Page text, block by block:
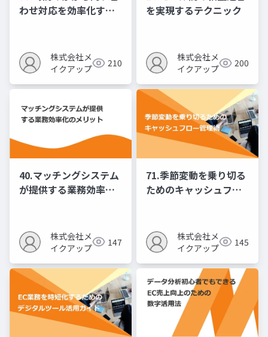
わせ対応を効率化する5
株式会社メ
イクアップ
210
を実現するテクニック
株式会社メ
イクアップ
200
40.マッチングシステム
が提供する業務効率化
株式会社メ
イクアップ
147
71.季節変動を乗り切る
ためのキャッシュフロ
株式会社メ
イクアップ
145